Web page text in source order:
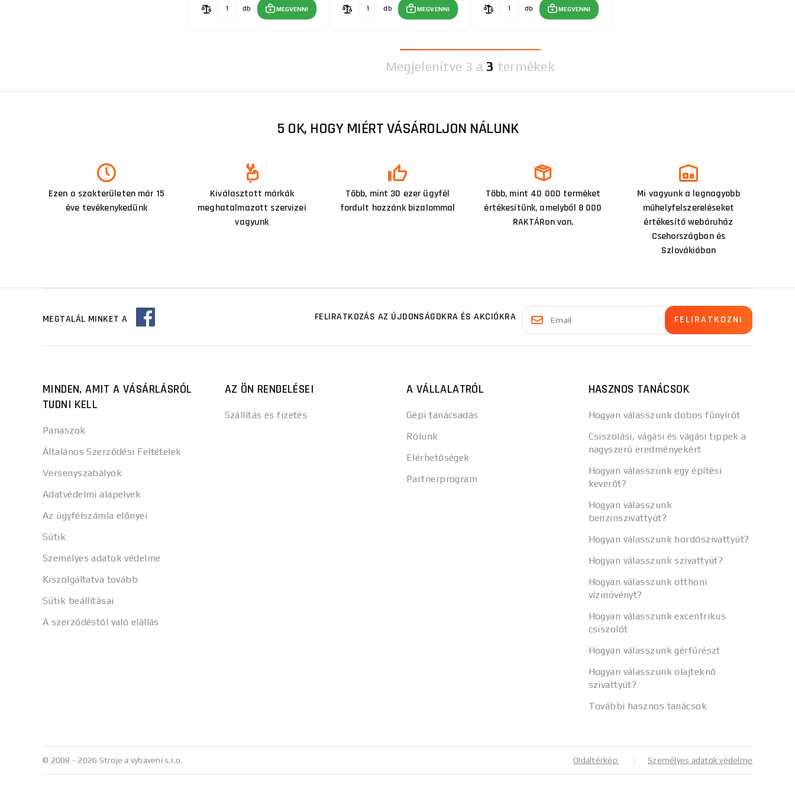
db MEGVENNI db MEGVENNI db MEGVENNI
Megjelenítve 3 a 3 termékek
5 OK, HOGY MIÉRT VÁSÁROLJON NÁLUNK
Ezen a szakterületen már 15
éve tevékenykedünk
Kiválasztott márkák
meghatalmazott szervizei
vagyunk
Több, mint 30 ezer ügyfél
fordult hozzánk bizalommal
Több, mint 40 000 terméket
értékesítünk, amelyből 8 000
RAKTÁRon van.
Mi vagyunk a legnagyobb
műhelyfelszereléseket
értékesítő webáruház
Csehországban és
Szlovákiában
MEGTALÁL MINKET A FELIRATKOZÁS AZ ÚJDONSÁGOKRA ÉS AKCIÓKRA
MINDEN, AMIT A VÁSÁRLÁSRÓL
TUDNI KELL
Panaszok
Általános Szerződési Feltételek
Versenyszabályok
Adatvédelmi alapelvek
Az ügyfélszámla előnyei
Sütik
Személyes adatok védelme
Kiszolgáltatva tovább
Sütik beállításai
A szerződéstől való elállás
AZ ÖN RENDELÉSEI
Szállítás és fizetés
A VÁLLALATRÓL
Gépi tanácsadás
Rólunk
Elérhetőségek
Partnerprogram
HASZNOS TANÁCSOK
Hogyan válasszunk dobos fűnyírót
Csiszolási, vágási és vágási tippek a
nagyszerű eredményekért
Hogyan válasszunk egy építési
keverőt?
Hogyan válasszunk
benzinszivattyút?
Hogyan válasszunk hordószivattyút?
Hogyan válasszunk szivattyút?
Hogyan válasszunk otthoni
vízinövényt?
Hogyan válasszunk excentrikus
csiszolót
Hogyan válasszunk gérfűrészt
Hogyan válasszunk olajteknő
szivattyút?
További hasznos tanácsok
© 2008 - 2026 Stroje a vybavení s.r.o. Oldaltérkép Személyes adatok védelme